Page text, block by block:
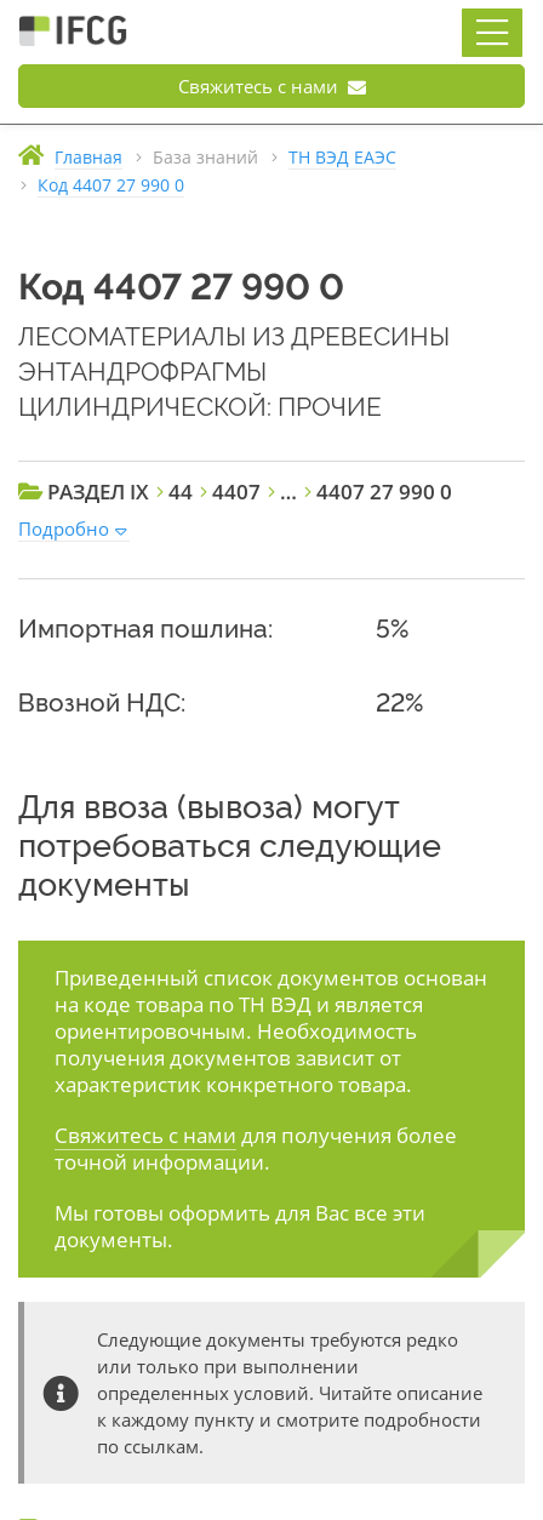
Свяжитесь с нами
Главная База знаний
ТН ВЭД ЕАЭС
Код 4407 27 990 0
Код 4407 27 990 0
ЛЕСОМАТЕРИАЛЫ ИЗ ДРЕВЕСИНЫ
ЭНТАНДРОФРАГМЫ
ЦИЛИНДРИЧЕСКОЙ: ПРОЧИЕ
РАЗДЕЛ IX 44 4407 … 4407 27 990 0
Подробно
Импортная пошлина: 5%
Ввозной НДС: 22%
Для ввоза (вывоза) могут
потребоваться следующие
документы
Приведенный список документов основан
на коде товара по ТН ВЭД и является
ориентировочным. Необходимость
получения документов зависит от
характеристик конкретного товара.
Свяжитесь с нами для получения более
точной информации.
Мы готовы оформить для Вас все эти
документы.
Следующие документы требуются редко
или только при выполнении
определенных условий. Читайте описание
к каждому пункту и смотрите подробности
по ссылкам.